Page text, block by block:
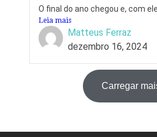
O final do ano chegou e, com
Leia mais
Matteus Ferraz
dezembro 16, 2024
Carregar